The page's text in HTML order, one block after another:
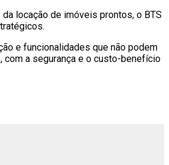
locação de imóveis prontos, o BTS
e funcionalidades que não podem
a segurança e o custo-benefício